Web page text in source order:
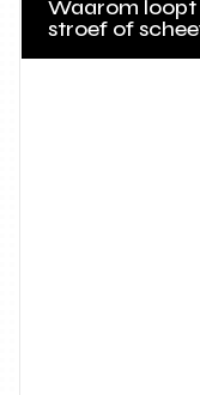
Waarom
stroef of